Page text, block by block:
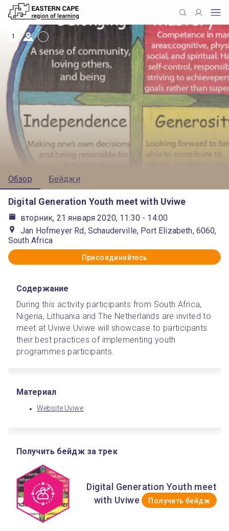
1
Обзор Бейджи
Digital Generation Youth meet with Uviwe
вторник, 21 января 2020, 11:30- 14:00
Jan Hofmeyer Rd, Schauderville, Port Elizabeth, 6060,
South Africa
Присоединяйтесь
Содержание
During this activity participants from South Africa,
Nigeria, Lithuania and The Netherlands are invited to
meet at Uviwe.Uviwe will showcase to participants
their best practices of implementing youth
programmes participants.
Материал
Website Uviwe
Получить бейдж за трек
Digital Generation Youth meet
with Uviwe
Получить бейдж